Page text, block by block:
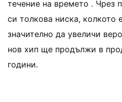
течение на времето . Чрез
си толкова ниска, колкото
значително да увеличи
нов хип ще продължи в
години.